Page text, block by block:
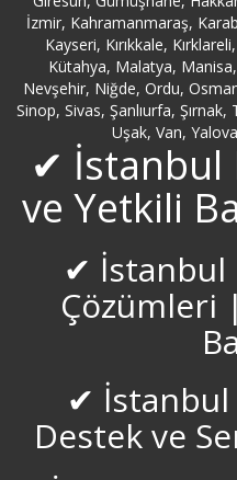
İzmir, Kahramanmaraş,
Kayseri, Kırıkkale,
Kütahya, Malatya,
Nevşehir, Niğde, Ordu,
Sinop, Sivas, Şanlıurfa,
Uşak, Van,
✔ İstanbul
ve Yetkili
✔ İstanbul
Çözümleri
✔ İstanbul
Destek ve